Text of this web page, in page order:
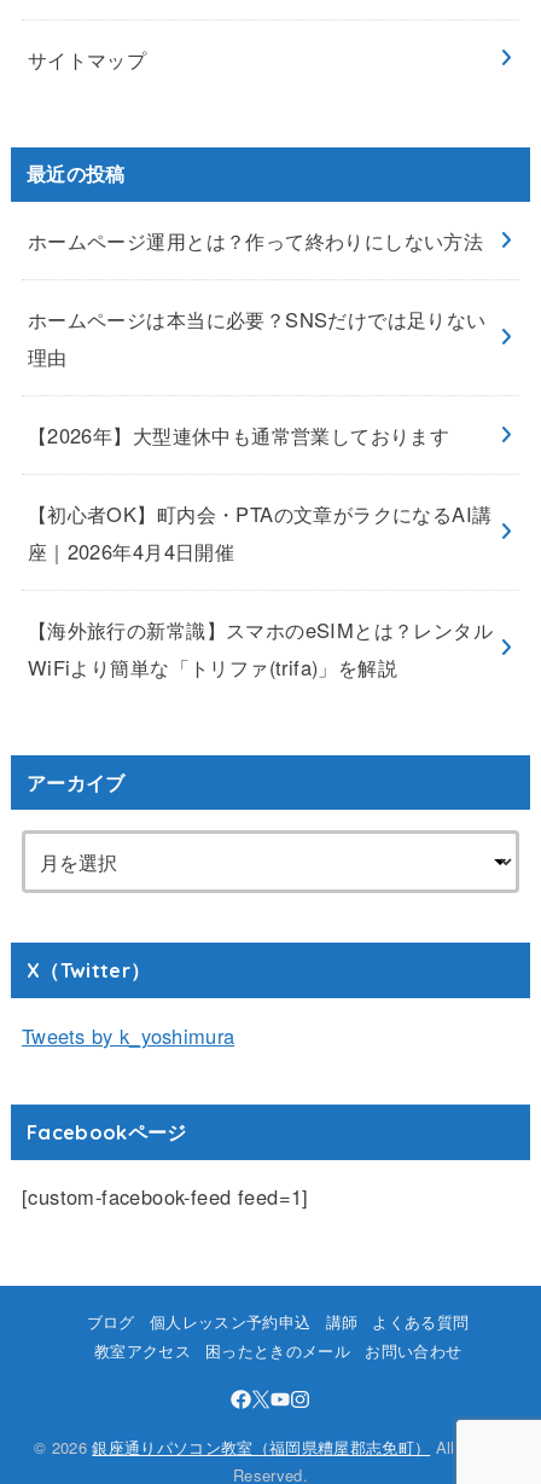
サイトマップ
最近の投稿
ホームページ運用とは？作って終わりにしない方法
ホームページは本当に必要？SNSだけでは足りない
理由
【2026年】大型連休中も通常営業しております
【初心者OK】町内会・PTAの文章がラクになるAI講
座｜2026年4月4日開催
【海外旅行の新常識】スマホのeSIMとは？レンタル
WiFiより簡単な「トリファ(trifa)」を解説
アーカイブ
X（Twitter）
Tweets by k_yoshimura
Facebookページ
[custom-facebook-feed feed=1]
ブログ 個人レッスン予約申込 講師
よくある質問
教室アクセス
困ったときのメール お問い合わせ
© 2026銀座通りパソコン教室（福岡県糟屋郡志免町）
All Rights
Reserved.